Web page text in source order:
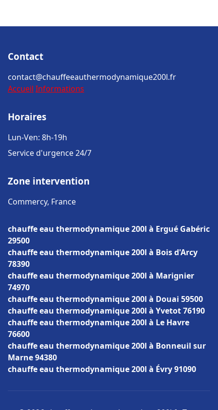
Contact
contact@chauffeeauthermodynamique200l.fr
Accueil Informations
Horaires
Lun-Ven: 8h-19h
Service d'urgence 24/7
Zone intervention
Commercy, France
chauffe eau thermodynamique 200l à Ergué Gabéric
29500
chauffe eau thermodynamique 200l à Bois d'Arcy
78390
chauffe eau thermodynamique 200l à Marignier
74970
chauffe eau thermodynamique 200l à Douai 59500
chauffe eau thermodynamique 200l à Yvetot 76190
chauffe eau thermodynamique 200l à Le Havre
76600
chauffe eau thermodynamique 200l à Bonneuil sur
Marne 94380
chauffe eau thermodynamique 200l à Évry 91090